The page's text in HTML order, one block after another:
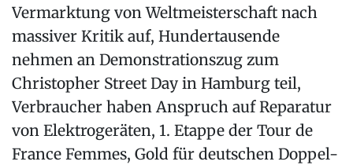
Vermarktung von Weltmeisterschaft nach
massiver Kritik auf, Hundertausende
nehmen an Demonstrationszug zum
Christopher Street Day in Hamburg teil,
Verbraucher haben Anspruch auf Reparatur
von Elektrogeräten, 1. Etappe der Tour de
France Femmes, Gold für deutschen Doppel-